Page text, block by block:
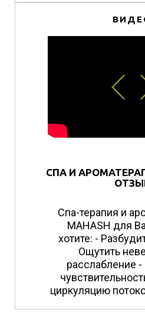
СПА И
Спа-терапия и
MAHASH для
хотите: -
Ощутить
расслабление
циркуляцию